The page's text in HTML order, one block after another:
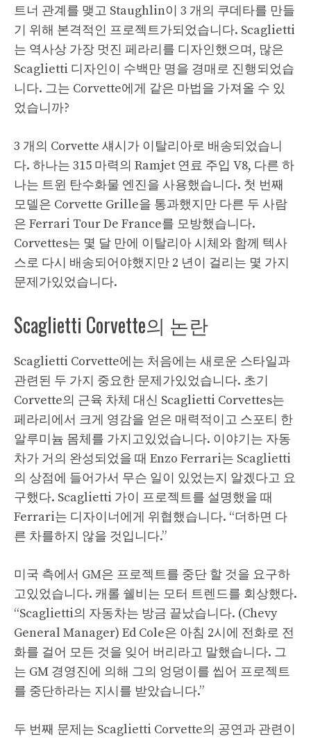
트너 관계를 맺고 Staughlin이 3 개의 쿠데타를 만들
기 위해 본격적인 프로젝트가되었습니다. Scaglietti
는 역사상 가장 멋진 페라리를 디자인했으며, 많은
Scaglietti 디자인이 수백만 명을 경매로 진행되었습
니다. 그는 Corvette에게 같은 마법을 가져올 수 있
었습니까?
3 개의 Corvette 섀시가 이탈리아로 배송되었습니
다. 하나는 315 마력의 Ramjet 연료 주입 V8, 다른 하
나는 트윈 탄수화물 엔진을 사용했습니다. 첫 번째
모델은 Corvette Grille을 통과했지만 다른 두 사람
은 Ferrari Tour De France를 모방했습니다.
Corvettes는 몇 달 만에 이탈리아 시체와 함께 텍사
스로 다시 배송되어야했지만 2 년이 걸리는 몇 가지
문제가있었습니다.
Scaglietti Corvette의 논란
Scaglietti Corvette에는 처음에는 새로운 스타일과
관련된 두 가지 중요한 문제가있었습니다. 초기
Corvette의 근육 차체 대신 Scaglietti Corvettes는
페라리에서 크게 영감을 얻은 매력적이고 스포티 한
알루미늄 몸체를 가지고있었습니다. 이야기는 자동
차가 거의 완성되었을 때 Enzo Ferrari는 Scaglietti
의 상점에 들어가서 무슨 일이 있었는지 알겠다고 요
구했다. Scaglietti 가이 프로젝트를 설명했을 때
Ferrari는 디자이너에게 위협했습니다. “더하면 다
른 차를하지 않을 것입니다.”
미국 측에서 GM은 프로젝트를 중단 할 것을 요구하
고있었습니다. 캐롤 쉘비는 모터 트렌드를 회상했다.
“Scaglietti의 자동차는 방금 끝났습니다. (Chevy
General Manager) Ed Cole은 아침 2시에 전화로 전
화를 걸어 모든 것을 잊어 버리라고 말했습니다. 그
는 GM 경영진에 의해 그의 엉덩이를 씹어 프로젝트
를 중단하라는 지시를 받았습니다.”
두 번째 문제는 Scaglietti Corvette의 공연과 관련이